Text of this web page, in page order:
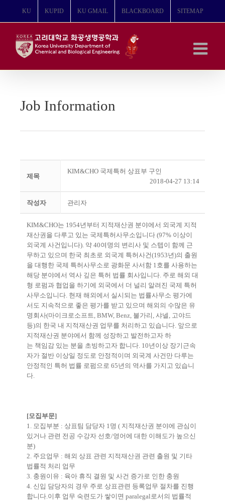
뛰
KU KUPID KU GMAIL BLACKBOARD SITEMAP
Job Information
제목
KIM&CHO 국제특허 상표부 구인
2018-04-27 13:14
작성자 관리자
KIM&CHO는 1954년부터 지적재산권 분야에서 외국계 지적
재산권을 다루고 있는 국제특허사무소입니다 (97% 이상이
외국계 사건입니다). 약 40여명의 변리사 및 스텝이 함께 근
무하고 있으며 한국 최초로 외국계 특허사건(1953년)의 출원
을 대행한 국제 특허사무소로 광화문 사서함 1호를 사용하는
해당 분야에서 역사 깊은 특허 법률 회사입니다. 주로 해외 대
형 로펌과 협업을 하기에 외국에서 더 널리 알려진 국제 특허
사무소입니다. 현재 해외에서 실시되는 법률사무소 평가에
서도 지속적으로 좋은 평가를 받고 있으며 해외의 수많은 유
명회사(마이크로소프트, BMW, Benz, 불가리, 샤넬, 고야드
등)의 한국 내 지적재산권 업무를 처리하고 있습니다. 앞으로
지적재산권 분야에서 함께 성장하고 발전하고자 하
는 책임감 있는 분을 초빙하고자 합니다. 10년이상 장기근속
자가 절반 이상일 정도로 안정적이며 외국계 사건만 다루는
안정적인 특허 법률 로펌으로 65년의 역사를 가지고 있습니
다.
[모집부문]
1. 모집부분 : 상표팀 담당자 1명 ( 지적재산권 분야에 관심이
있거나 관련 전공 수강자 선호/영어에 대한 이해도가 높으신
분)
2. 주요업무 : 해외 상표 관련 지적재산권 관련 출원 및 기타
법률적 처리 업무
3. 충원이유 : 육아 휴직 결원 및 사건 증가로 인한 충원
4. 신입 담당자의 경우 주로 상표관련 등록업무 절차를 진행
합니다.이후 업무 숙련도가 쌓이면 paralegal로서의 법률적